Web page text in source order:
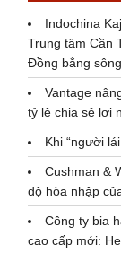
Indochina
Trung tâm Cần
Đồng bằng
Vantage
tỷ lệ chia sẻ lợi
Khi “người
Cushman &
độ hòa nhập
Công ty bia
cao cấp mới: